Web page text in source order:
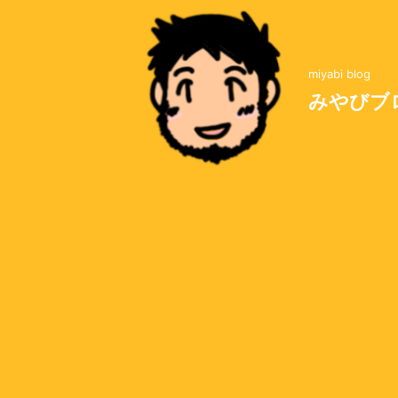
miyabi blog
みやびブ